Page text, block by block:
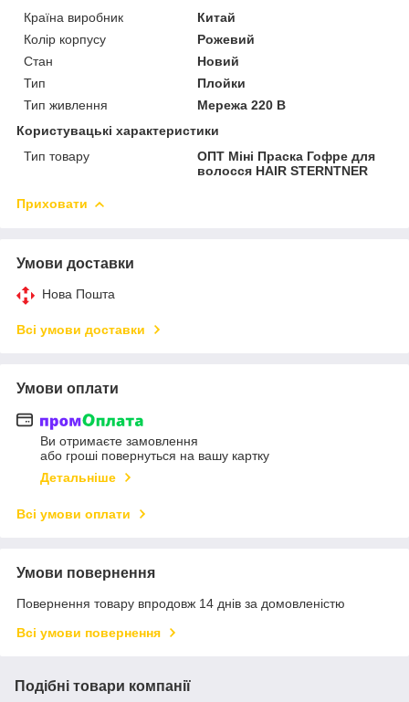
Країна виробник
Китай
Колір корпусу
Рожевий
Стан
Новий
Тип
Плойки
Тип живлення
Мережа 220 В
Користувацькі характеристики
Тип товару
ОПТ Міні Праска Гофре для
волосся HAIR STERNTNER
Приховати
Умови доставки
Нова Пошта
Всі умови доставки
Умови оплати
Ви отримаєте замовлення
або гроші повернуться на вашу картку
Детальніше
Всі умови оплати
Умови повернення
Повернення товару впродовж 14 днів за домовленістю
Всі умови повернення
Подібні товари компанії